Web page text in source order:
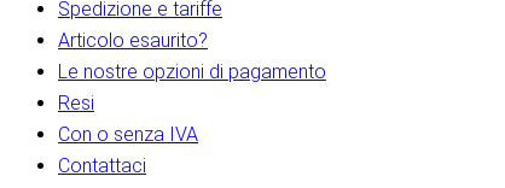
Spedizione e tariffe
Articolo esaurito?
Le nostre opzioni di pagamento
Resi
Con o senza IVA
Contattaci